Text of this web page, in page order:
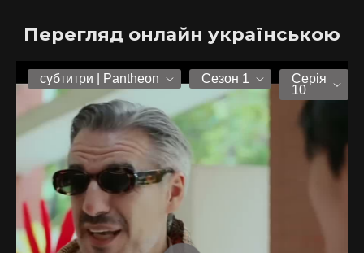
Перегляд онлайн українською